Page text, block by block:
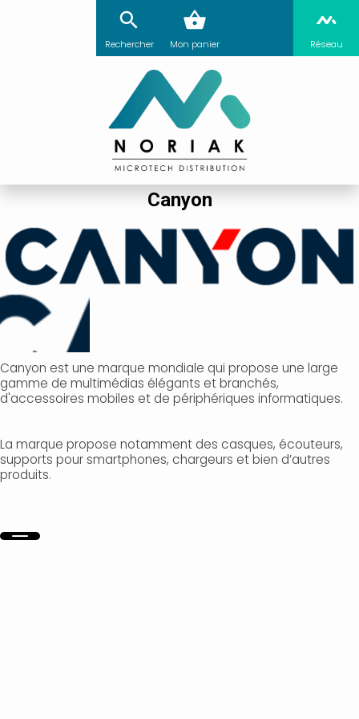
Rechercher Mon panier Réseau
Canyon
Canyon est une marque mondiale qui propose une large
gamme de multimédias élégants et branchés,
d'accessoires mobiles et de périphériques informatiques.
La marque propose notamment des casques, écouteurs,
supports pour smartphones, chargeurs et bien d’autres
produits.